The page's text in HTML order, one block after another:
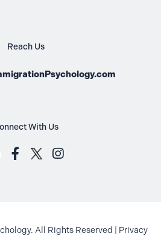
Reach Us
With Us
(opens in a new tab)
Facebook (opens in a new
Instagram (opens
All Rights Reserved | Privacy